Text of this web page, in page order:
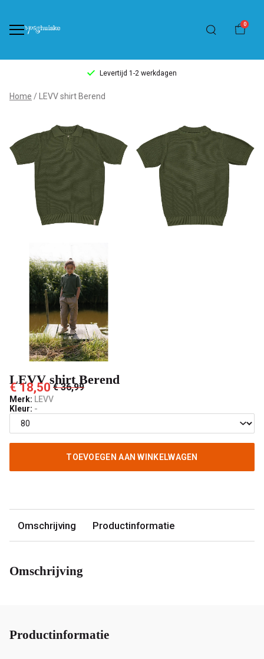
0
Levertijd 1-2 werkdagen
LEVV
shirt
Berend
Pashuiske
Home LEVV shirt Berend
LEVV shirt Berend
€ 18,50 € 36,99
Merk: LEVV
Kleur: -
TOEVOEGEN AAN WINKELWAGEN
Omschrijving Productinformatie
Omschrijving
Productinformatie